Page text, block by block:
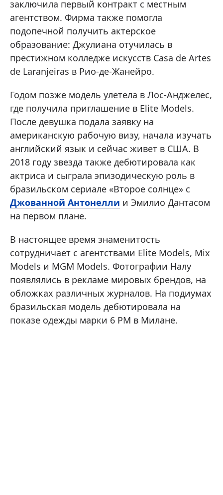
заключила первый контракт с местным
агентством. Фирма также помогла
подопечной получить актерское
образование: Джулиана отучилась в
престижном колледже искусств Casa de Artes
de Laranjeiras в Рио-де-Жанейро.
Годом позже модель улетела в Лос-Анджелес,
где получила приглашение в Elite Models.
После девушка подала заявку на
американскую рабочую визу, начала изучать
английский язык и сейчас живет в США. В
2018 году звезда также дебютировала как
актриса и сыграла эпизодическую роль в
бразильском сериале «Второе солнце» с
Джованной Антонелли и Эмилио Дантасом
на первом плане.
В настоящее время знаменитость
сотрудничает с агентствами Elite Models, Mix
Models и MGM Models. Фотографии Налу
появлялись в рекламе мировых брендов, на
обложках различных журналов. На подиумах
бразильская модель дебютировала на
показе одежды марки 6 РМ в Милане.